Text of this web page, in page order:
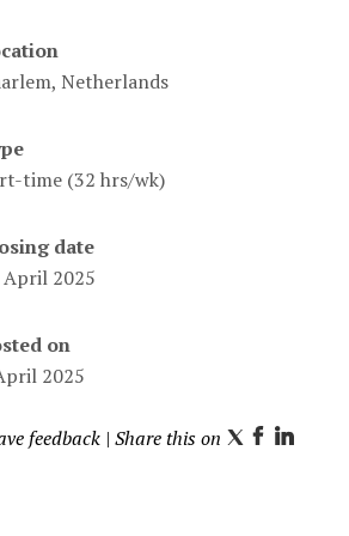
Netherlands
time (32 hrs/wk)
date
April 2025
on
2025
feedback| Share this on T F
L